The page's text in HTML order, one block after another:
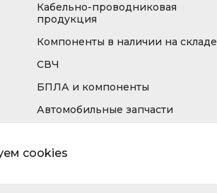
cookies
Кабельно-проводниковая
продукция
Компоненты в наличии на складе
СВЧ
БПЛА и компоненты
Автомобильные запчасти